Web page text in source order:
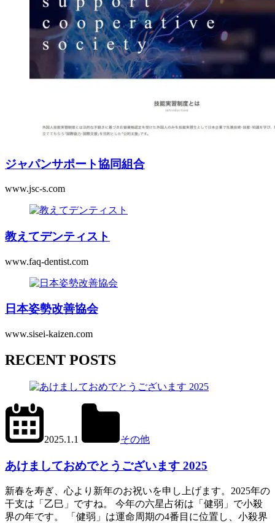
2020.2.23
Website
2021.2.14
ジャパンサポート協同組合
www.jsc-s.com
2019.4.20
Website
2022.4.26
office01
教えてデンティスト
www.faq-dentist.com
Website
2020.12.16
日本姿勢改善協会
www.sisei-kaizen.com
RECENT POSTS
2025.1.1 その他
あけましておめでとうございます 2025
新春を寿ぎ、心より新年のお祝いを申し上げます。2025年の
干支は「乙巳」ですね。 今年の六星占術は「健弱」で小殺
界の年です。 「健弱」は運命周期の4番目に位置し、小殺界